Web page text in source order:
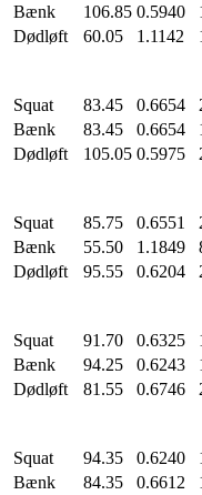
Bænk 106.85 0.5940
Dødløft 60.05 1.1142
Squat 83.45 0.6654
Bænk 83.45 0.6654
Dødløft 105.05 0.5975
Squat 85.75 0.6551
Bænk 55.50 1.1849
Dødløft 95.55 0.6204
Squat 91.70 0.6325
Bænk 94.25 0.6243
Dødløft 81.55 0.6746
Squat 94.35 0.6240
Bænk 84.35 0.6612